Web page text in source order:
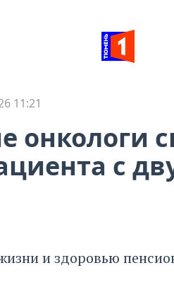
11:21
онкологи
с
и здоровью